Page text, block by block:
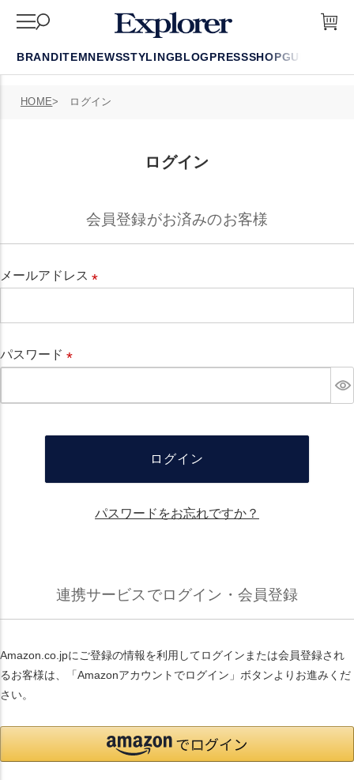
BRANDITEMNEWSSTYLINGBLOGPRESSSHOPGUIDE
HOME ログイン
ログイン
会員登録がお済みのお客様
メールアドレス
パスワード
須
ログイン
パスワードをお忘れですか？
連携サービスでログイン・会員登録
Amazon.co.jpにご登録の情報を利用してログインまたは会員登録され
るお客様は、「Amazonアカウントでログイン」ボタンよりお進みくだ
さい。